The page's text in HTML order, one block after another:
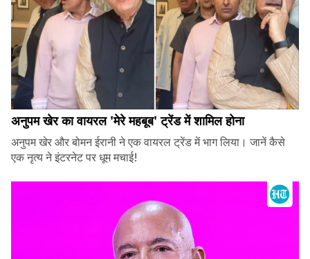
अनुपम खेर का वायरल 'मेरे महबूब' ट्रेंड में शामिल होना
अनुपम खेर और बोमन ईरानी ने एक वायरल ट्रेंड में भाग लिया। जानें कैसे
एक नृत्य ने इंटरनेट पर धूम मचाई!